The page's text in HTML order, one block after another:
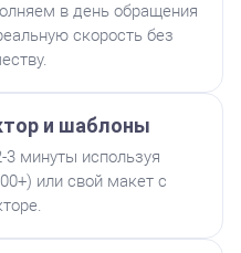
основе
28ml
в день обращения
скорость без
и шаблоны
3 минуты используя
или свой макет с